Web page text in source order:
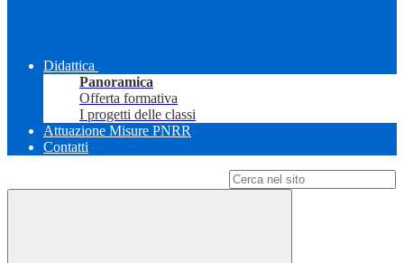
Didattica
Panoramica
Offerta formativa
I progetti delle classi
Attuazione Misure PNRR
Contatti